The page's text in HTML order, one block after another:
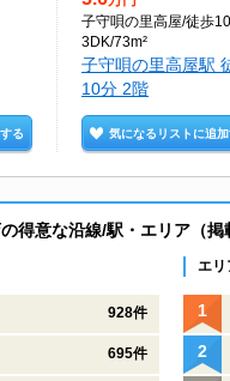
る
子守唄の里高屋/徒歩
3DK/73m²
子守唄の里高屋駅
10分 2階
気になるリストに追加
得意な沿線/駅・エリア（掲
928件
695件
エリ